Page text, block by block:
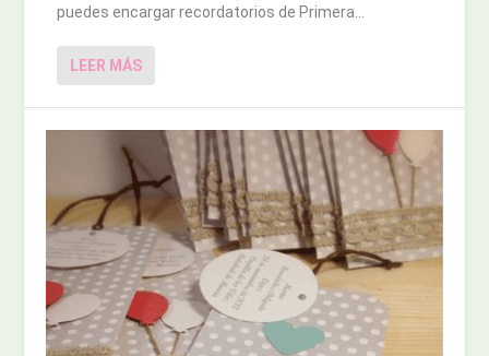
puedes encargar recordatorios de Primera...
LEER MÁS